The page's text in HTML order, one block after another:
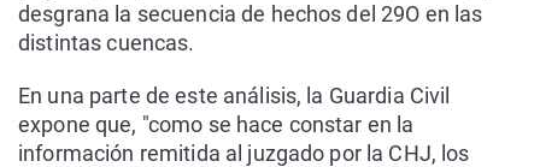
desgrana la secuencia de hechos del 29O en las
distintas cuencas.
En una parte de este análisis, la Guardia Civil
expone que, "como se hace constar en la
información remitida al juzgado por la CHJ, los